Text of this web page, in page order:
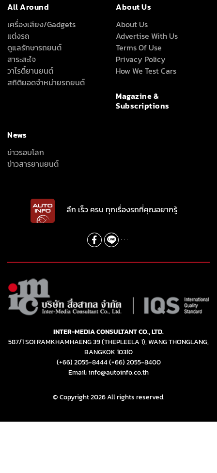
All Around
เครื่องเสียง/Gadgets
แต่งรถ
ดูแลรักษารถยนต์
สาระสะใจ
วาไรตี้ยานยนต์
สถิติยอดจำหน่ายรถยนต์
About Us
About Us
Advertise With Us
Terms Of Use
Privacy Policy
How We Test Cars
Magazine &
Subscriptions
News
ข่าวรอบโลก
ข่าวสารยานยนต์
ลึก เร็ว ครบ ทุกเรื่องรถที่คุณอยากรู้
INTER-MEDIA CONSULTANT CO., LTD.
587/1 SOI RAMKHAMHAENG 39 (THEPLEELA 1), WANG THONGLANG,
BANGKOK 10310
(+66) 2055-8444(+66) 2055-8400
Email: info@autoinfo.co.th
© Copyright 2026 All rights reserved.